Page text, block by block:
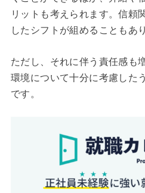
リットも考えられます。信頼
したシフトが組めることもあ
ただし、それに伴う責任感も
環境について十分に考慮した
です。